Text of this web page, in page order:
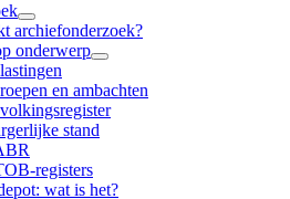
archiefonderzoek?
onderwerp
en ambachten
stand
registers
wat is het?